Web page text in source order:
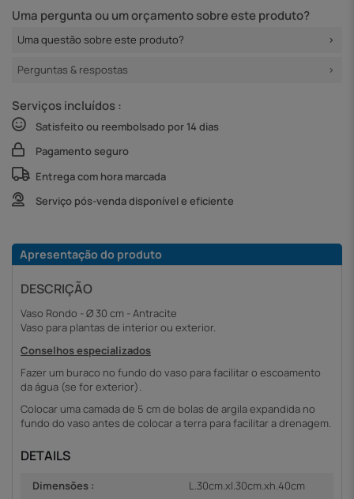
Uma pergunta ou um orçamento sobre este produto?
Uma questão sobre este produto?
Perguntas & respostas
Serviços incluídos :
Satisfeito ou reembolsado por 14 dias
Pagamento seguro
Entrega com hora marcada
Serviço pós-venda disponível e eficiente
Apresentação do produto
DESCRIÇÃO
Vaso Rondo - Ø 30 cm - Antracite
Vaso para plantas de interior ou exterior.
Conselhos especializados
Fazer um buraco no fundo do vaso para facilitar o escoamento
da água (se for exterior).
Colocar uma camada de 5 cm de bolas de argila expandida no
fundo do vaso antes de colocar a terra para facilitar a drenagem.
DETAILS
Dimensões :
L.30cm.xl.30cm.xh.40cm